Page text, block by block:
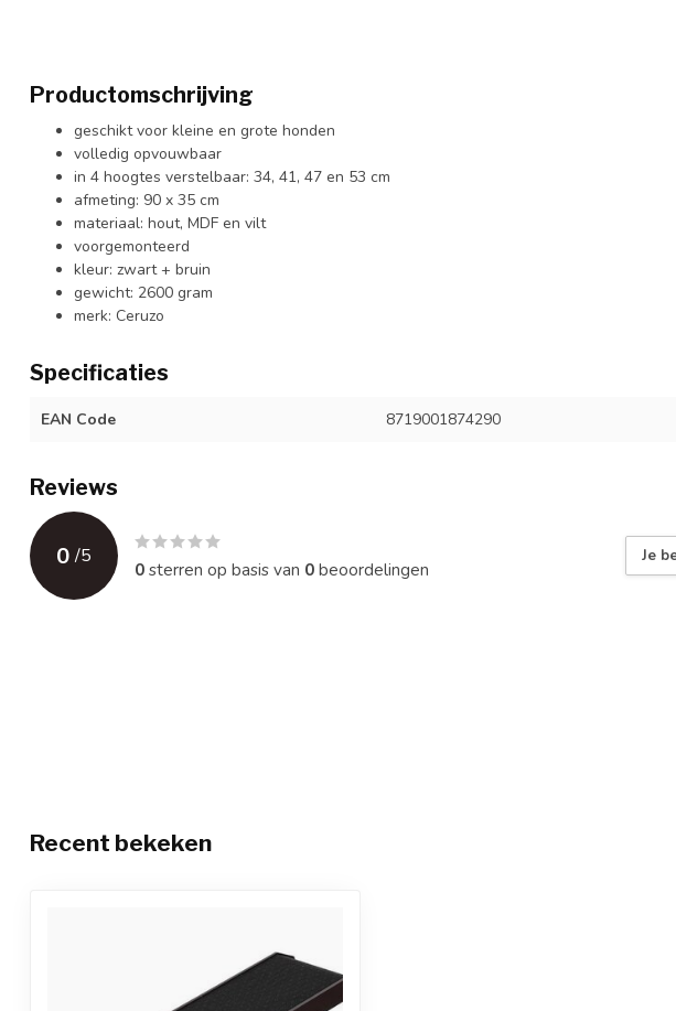
Productomschrijving
geschikt voor kleine en grote honden
volledig opvouwbaar
in 4 hoogtes verstelbaar: 34, 41, 47 en 53 cm
afmeting: 90 x 35 cm
materiaal: hout, MDF en vilt
voorgemonteerd
kleur: zwart + bruin
gewicht: 2600 gram
merk: Ceruzo
Specificaties
EAN Code 8719001874290
Reviews
0 /5
0sterren op basis van 0beoordelingen
Je
Recent bekeken